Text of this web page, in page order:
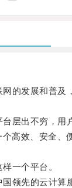
发展和普及
出不穷，用
高效、安全、
一个平台。
先的云计算